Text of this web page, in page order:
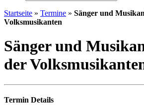
Startseite » Termine » Sänger und
Volksmusikanten
Sänger und
der
Termin Details